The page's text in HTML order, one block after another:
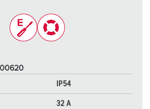
IP54
32 A